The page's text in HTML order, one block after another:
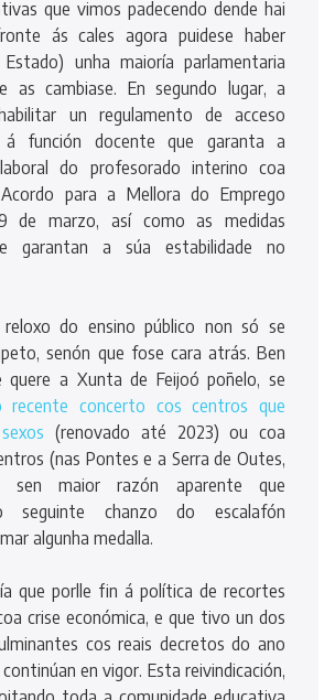
que vimos padecendo dende hai
ás cales agora puidese haber
unha maioría parlamentaria
as cambiase. En segundo lugar, a
un regulamento de acceso
á función docente que garanta a
do profesorado interino coa
para a Mellora do Emprego
de marzo, así como as medidas
garantan a súa estabilidade no
do ensino público non só se
senón que fose cara atrás. Ben
quere a Xunta de Feijoó poñelo, se
recente concerto cos centros que
sexos(renovado até 2023) ou coa
(nas Pontes e a Serra de Outes,
sen maior razón aparente que
seguinte chanzo do escalafón
algunha medalla.
que porlle fin á política de recortes
crise económica, e que tivo un dos
cos reais decretos do ano
continúan en vigor. Esta reivindicación,